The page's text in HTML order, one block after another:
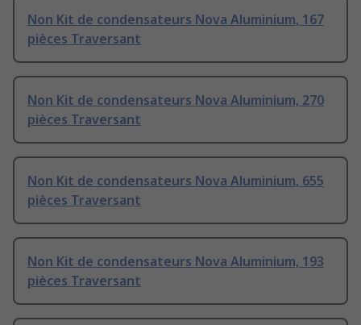
Non Kit de condensateurs Nova Aluminium, 167
pièces Traversant
Non Kit de condensateurs Nova Aluminium, 270
pièces Traversant
Non Kit de condensateurs Nova Aluminium, 655
pièces Traversant
Non Kit de condensateurs Nova Aluminium, 193
pièces Traversant